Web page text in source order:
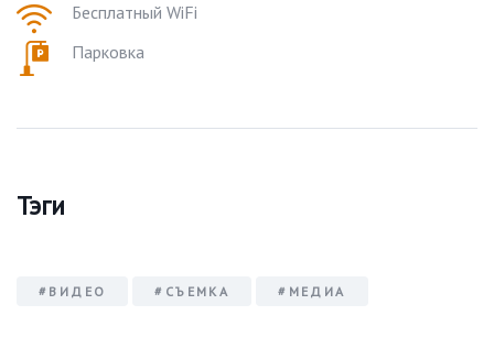
Бесплатный WiFi
Парковка
Тэги
#ВИДЕО #СЪЕМКА #МЕДИА